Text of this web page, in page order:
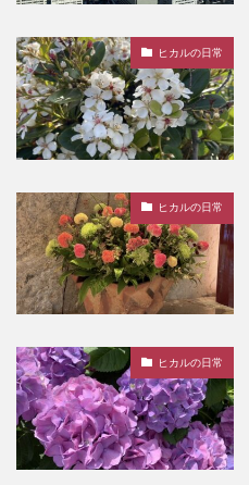
ヒカルの日常
ヒカルの日常
ヒカルの日常